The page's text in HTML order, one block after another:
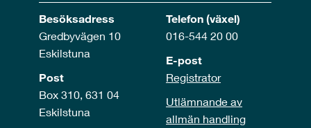
Besöksadress
Gredbyvägen 10
Eskilstuna
Post
Box 310, 631 04
Eskilstuna
Telefon (växel)
016-544 20 00
E-post
Registrator
Utlämnande av
allmän handling